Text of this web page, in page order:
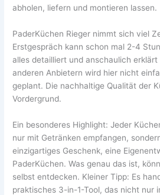
abholen, liefern und montieren lassen.
PaderKüchen Rieger nimmt sich viel
Erstgespräch kann schon mal 2-4
alles detailliert und anschaulich
anderen Anbietern wird hier nicht
geplant. Die nachhaltige Qualität der
Vordergrund.
Ein besonderes Highlight: Jeder
nur mit Getränken empfangen,
einzigartiges Geschenk, eine
PaderKüchen. Was genau das ist,
selbst entdecken. Kleiner Tipp: Es
praktisches 3-in-1-Tool, das nicht nur